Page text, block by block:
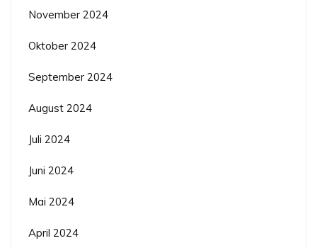
November 2024
Oktober 2024
September 2024
August 2024
Juli 2024
Juni 2024
Mai 2024
April 2024